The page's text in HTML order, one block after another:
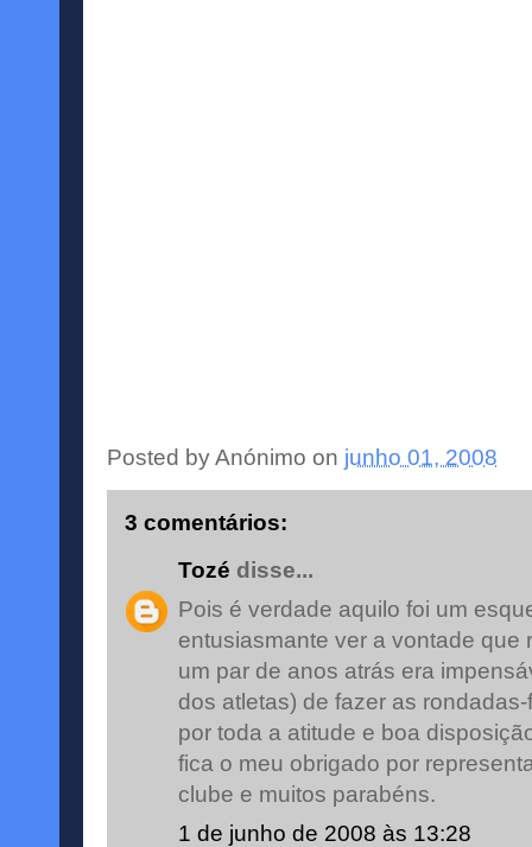
Posted byAnónimo on junho 01, 2008
3 comentários:
Tozé disse...
Pois é verdade aquilo foi um
entusiasmante ver a vontade que
um par de anos atrás era
dos atletas) de fazer as
por toda a atitude e boa
fica o meu obrigado por
clube e muitos parabéns.
1 de junho de 2008 às 13:28